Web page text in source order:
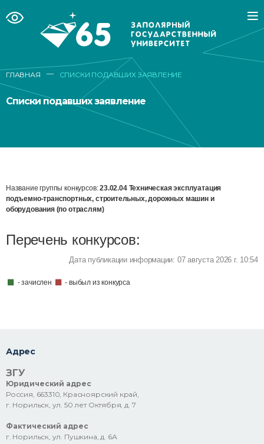
ГЛАВНАЯ — СПИСКИ ПОДАВШИХ ЗАЯВЛЕНИЕ
Списки подавших заявление
Название группы конкурсов:23.02.04 Техническая эксплуатация
подъемно-транспортных, строительных, дорожных машин и
оборудования (по отраслям)
Перечень конкурсов:
Дата публикации информации: 07 августа 2026 г. 10:54
- зачислен - выбыл из конкурса
Адрес
ЗГУ
Юридический адрес
Россия, 663310, Красноярский край,
г. Норильск, ул. 50 лет Октября, д. 7
Фактический адрес
г. Норильск, ул. Пушкина, д. 6А